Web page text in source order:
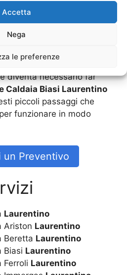
Accetta
Nega
le preferenze
ci sia una spinta molto
si adatta questa
quindi anche a
stessa.
diventa necessario far
Caldaia Biasi Laurentino
piccoli passaggi che
funzionare in modo
un Preventivo
Laurentino
Ariston Laurentino
Beretta Laurentino
Biasi Laurentino
Ferroli Laurentino